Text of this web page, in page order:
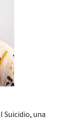
Suicidio, una